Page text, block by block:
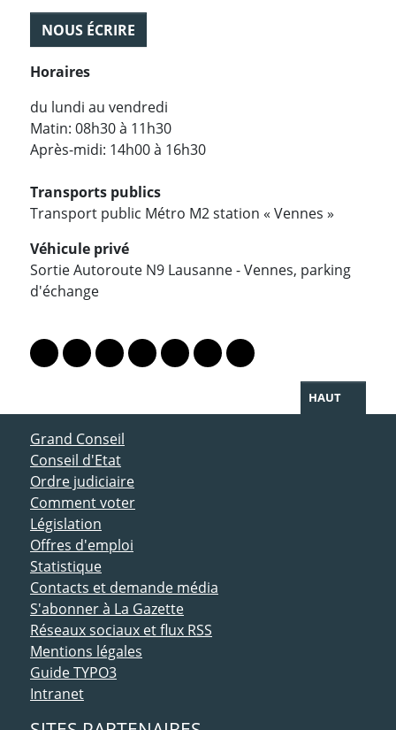
NOUS ÉCRIRE
Horaires
du lundi au vendredi
Matin: 08h30 à 11h30
Après-midi: 14h00 à 16h30
Transports publics
Transport public Métro M2 station « Vennes »
Véhicule privé
Sortie Autoroute N9 Lausanne - Vennes, parking
d'échange
Lien vers le profil Mastodon
Lien vers le profil Bluesky
Lien vers le profil Instagram
Lien vers le profil Linkedin
Lien vers le profil Facebook
Lien vers le profil Twitter
Partager par WhatsApp
HAUT
ACCÈS DIRECT
Grand Conseil
Conseil d'Etat
Ordre judiciaire
Comment voter
Législation
Offres d'emploi
Statistique
Contacts et demande média
S'abonner à La Gazette
Réseaux sociaux et flux RSS
Mentions légales
Guide TYPO3
Intranet